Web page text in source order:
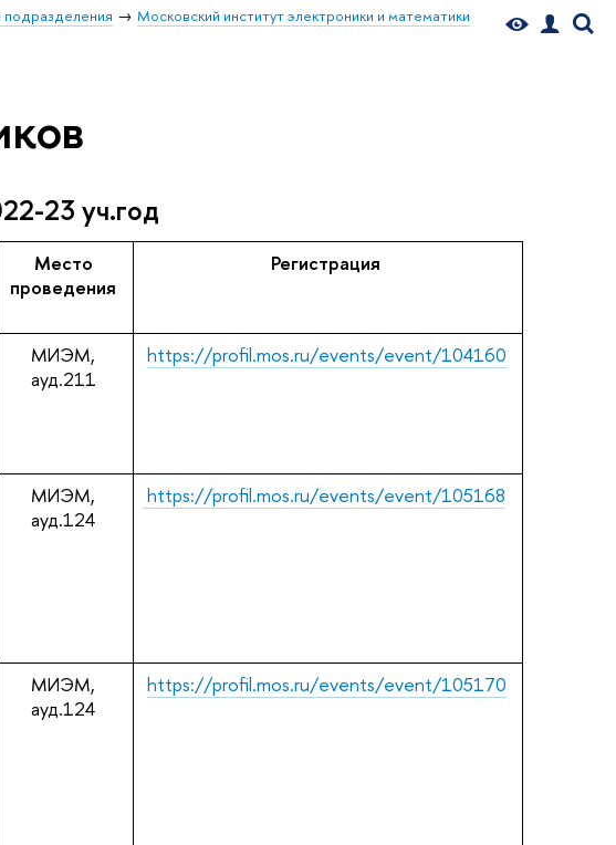
Московский институт электроники и математики
23 уч.год
Место
проведения
Регистрация
МИЭМ,
ауд.211
https://profil.mos.ru/events/event/104160
МИЭМ,
ауд.124
https://profil.mos.ru/events/event/105168
МИЭМ,
ауд.124
https://profil.mos.ru/events/event/105170